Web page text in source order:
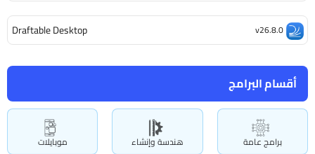
أقسام البرامج
برامج عامة هندسة وإنشاء موبايلات
Draftable Desktop v26.8.0